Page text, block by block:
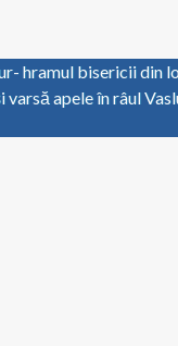
hramul bisericii
apele în râul